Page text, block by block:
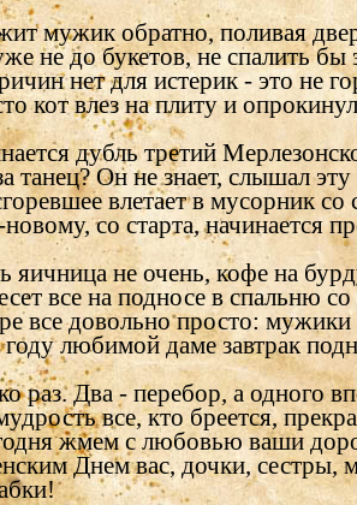
мужик обратно, поливая
не до букетов, не спалить бы
нет для истерик - это не
кот влез на плиту и
дубль третий
танец? Он не знает, слышал
влетает в мусорник
со старта, начинается
яичница не очень, кофе на
все на подносе в спальню
все довольно просто: мужики
году любимой даме завтрак
раз. Два - перебор, а одного
все, кто бреется,
жмем с любовью ваши
Днем вас, дочки, сестры,